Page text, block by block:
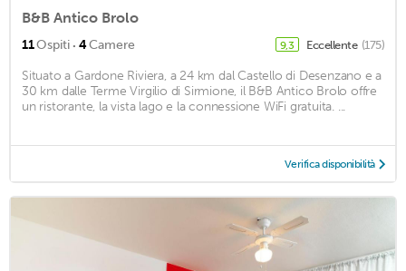
B&B Antico Brolo
11Ospiti · 4Camere 9,3 Eccellente (175)
Situato a Gardone Riviera, a 24 km dal Castello di Desenzano e a
30 km dalle Terme Virgilio di Sirmione, il B&B Antico Brolo offre
un ristorante, la vista lago e la connessione WiFi gratuita. ...
Verifica disponibilità